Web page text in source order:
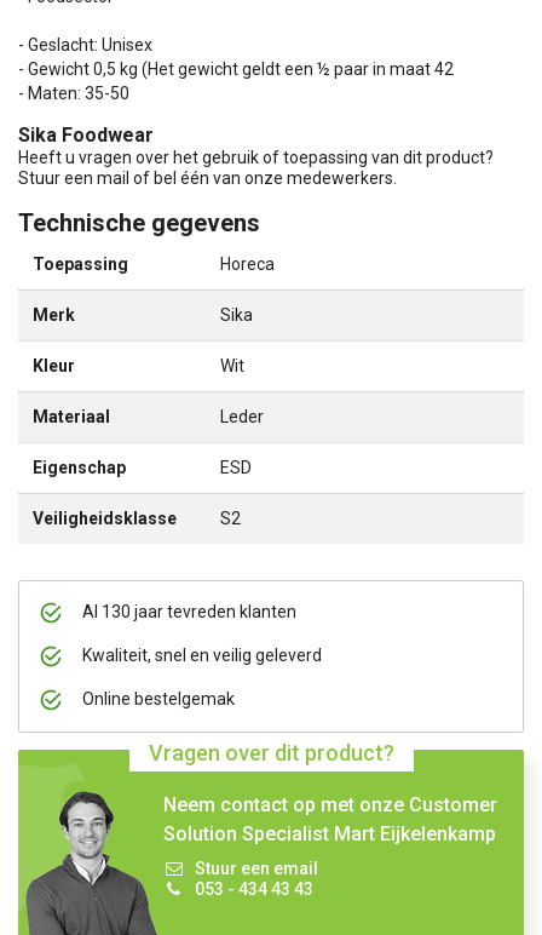
Al 130 jaar tevreden klanten
Kwaliteit, snel en veilig geleverd
Online bestelgemak
Vragen over dit product?
Neem contact op met onze Customer
Solution Specialist Mart Eijkelenkamp
Stuur een email
053 - 434 43 43
- Geslacht: Unisex
- Gewicht 0,5 kg (Het gewicht geldt een ½ paar in maat 42
- Maten: 35-50
Sika Foodwear
Heeft u vragen over het gebruik of toepassing van dit product?
Stuur een mail of bel één van onze medewerkers.
Technische gegevens
Toepassing Horeca
Merk Sika
Kleur Wit
Materiaal Leder
Eigenschap ESD
Veiligheidsklasse S2